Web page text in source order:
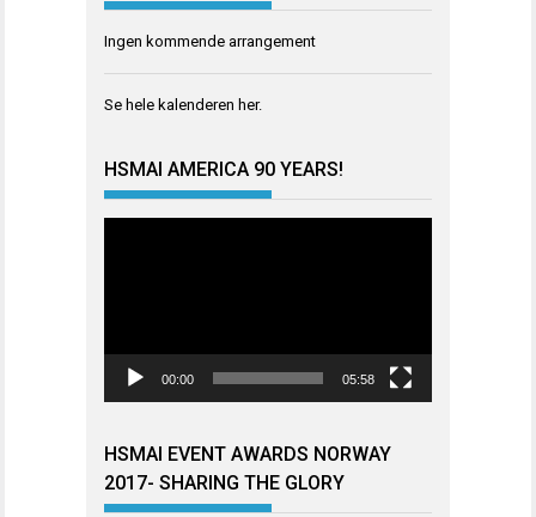
Ingen kommende arrangement
Se hele kalenderen her.
HSMAI AMERICA 90 YEARS!
00:00 05:58
HSMAI EVENT AWARDS NORWAY
2017- SHARING THE GLORY